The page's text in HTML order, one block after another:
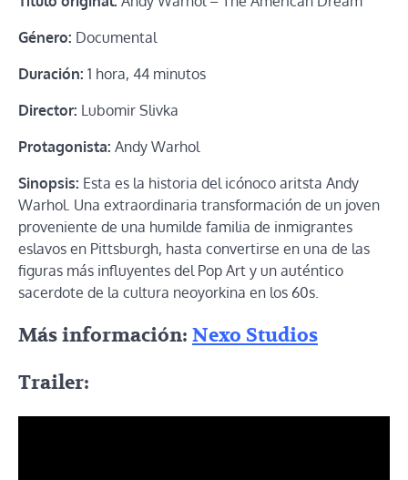
Género: Documental
Duración: 1 hora, 44 minutos
Director: Lubomir Slivka
Protagonista: Andy Warhol
Sinopsis: Esta es la historia del icónoco aritsta Andy
Warhol. Una extraordinaria transformación de un joven
proveniente de una humilde familia de inmigrantes
eslavos en Pittsburgh, hasta convertirse en una de las
figuras más influyentes del Pop Art y un auténtico
sacerdote de la cultura neoyorkina en los 60s.
Más información: Nexo Studios
Trailer: